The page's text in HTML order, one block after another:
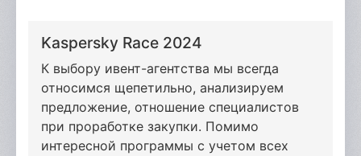
Kaspersky Race 2024
К выбору ивент-агентства мы всегда
относимся щепетильно, анализируем
предложение, отношение специалистов
при проработке закупки. Помимо
интересной программы с учетом всех